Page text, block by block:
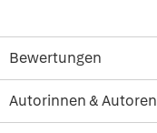
Bewertungen
Autorinnen & Autoren